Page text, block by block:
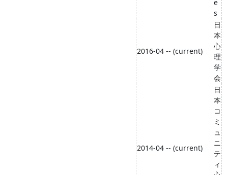
e
s
2016-04 -- (current)
日
本
心
理
学
会
2014-04 -- (current)
日
本
コ
ミ
ュ
ニ
テ
ィ